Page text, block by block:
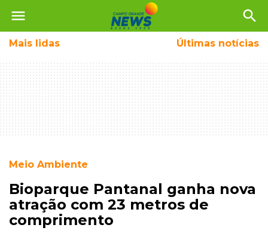
menu search
Mais lidas Últimas notícias
Meio Ambiente
Bioparque Pantanal ganha nova
atração com 23 metros de
comprimento